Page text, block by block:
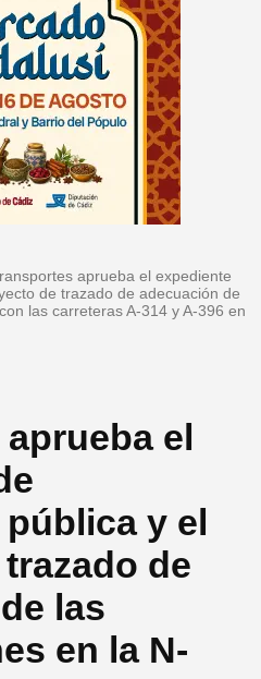
aprueba el expediente
de trazado de adecuación de
las carreteras A-314 y A-396 en
el
y el
de
las
en la N-